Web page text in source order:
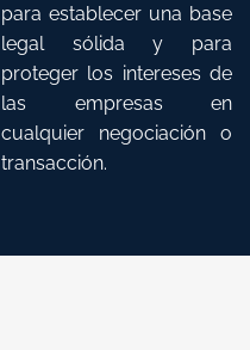
para establecer una base
legal sólida y para
proteger los intereses de
las empresas en
cualquier negociación o
transacción.